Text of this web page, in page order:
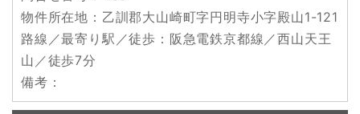
物件所在地 ：乙訓郡大山崎町字円明寺小字殿山1-121
路線／最寄り駅／徒歩 ：阪急電鉄京都線／西山天王
山／徒歩7分
備考 ：